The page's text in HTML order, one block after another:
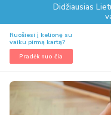
Didžiausias
Ruošiesi į kelionę su
vaiku pirmą kartą?
Pradėk nuo čia